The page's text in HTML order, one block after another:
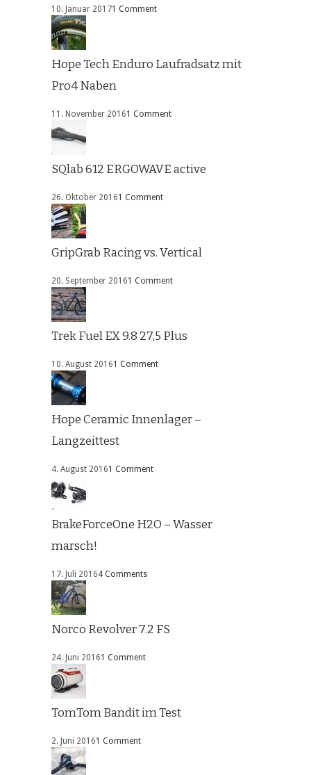
10. Januar 20171 Comment
Hope Tech Enduro Laufradsatz mit
Pro4 Naben
11. November 20161 Comment
SQlab 612 ERGOWAVE active
26. Oktober 20161 Comment
GripGrab Racing vs. Vertical
20. September 20161 Comment
Trek Fuel EX 9.8 27,5 Plus
10. August 20161 Comment
Hope Ceramic Innenlager –
Langzeittest
4. August 20161 Comment
BrakeForceOne H2O – Wasser
marsch!
17. Juli 20164 Comments
Norco Revolver 7.2 FS
24. Juni 20161 Comment
TomTom Bandit im Test
2. Juni 20161 Comment